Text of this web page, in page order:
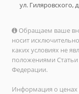
ул. Гиляровского,
Обращаем ваше
носит
каких условиях не
положениями Статьи
Федерации.
Информация о ценах